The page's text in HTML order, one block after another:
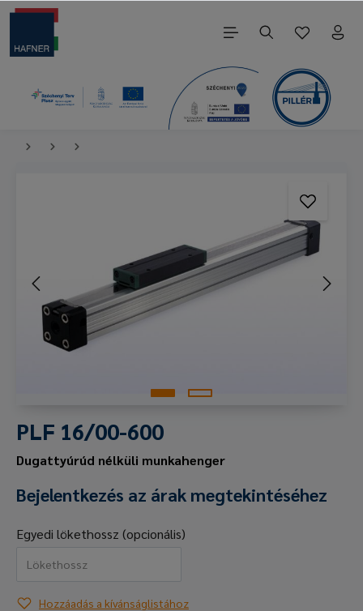
PLF 16/00-600
Dugattyúrúd nélküli munkahenger
Bejelentkezés az árak megtekintéséhez
Egyedi lökethossz (opcionális)
Hozzáadás a kívánságlistához